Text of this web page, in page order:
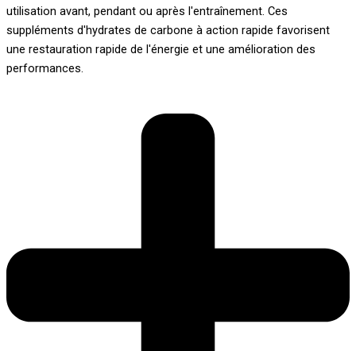
utilisation avant, pendant ou après l'entraînement. Ces
suppléments d'hydrates de carbone à action rapide favorisent
une restauration rapide de l'énergie et une amélioration des
performances.